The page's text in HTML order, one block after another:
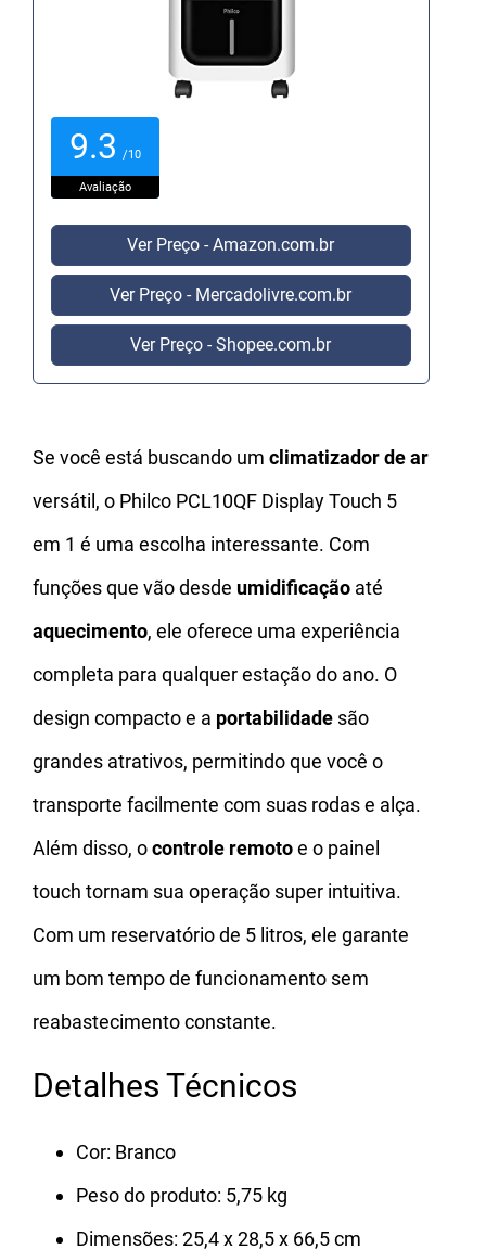
9.3 /10
Avaliação
Ver Preço - Amazon.com.br
Ver Preço - Mercadolivre.com.br
Ver Preço - Shopee.com.br
Se você está buscando um climatizador de ar
versátil, o Philco PCL10QF Display Touch 5
em 1 é uma escolha interessante. Com
funções que vão desde umidificação até
aquecimento, ele oferece uma experiência
completa para qualquer estação do ano. O
design compacto e a portabilidade são
grandes atrativos, permitindo que você o
transporte facilmente com suas rodas e alça.
Além disso, ocontrole remotoe o painel
touch tornam sua operação super intuitiva.
Com um reservatório de 5 litros, ele garante
um bom tempo de funcionamento sem
reabastecimento constante.
Detalhes Técnicos
Cor: Branco
Peso do produto: 5,75 kg
Dimensões: 25,4 x 28,5 x 66,5 cm